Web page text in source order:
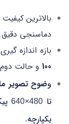
دماسنجی دقیق.
بازه اندازه گیری دما در 2
100 و حالت دوم
وضوح تصویر
تا 480×640
یکپارچه.